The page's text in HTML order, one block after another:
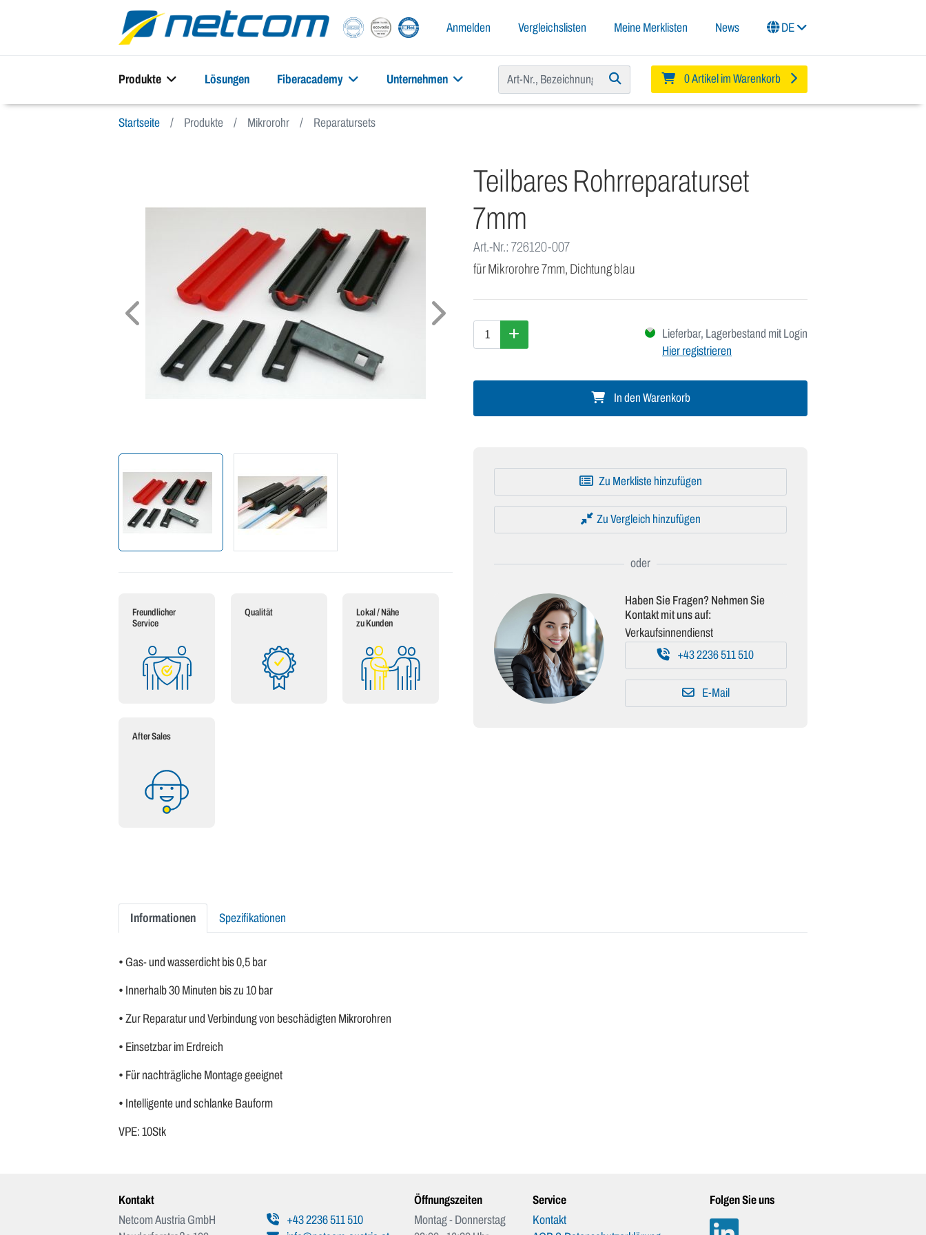
Anmelden Vergleichslisten Meine Merklisten News DE
Produkte Lösungen Fiberacademy Unternehmen 0 Artikel im Warenkorb
Startseite Produkte Mikrorohr Reparatursets
Freundlicher
Service
Qualität
Lokal / Nähe
zu Kunden
After Sales
Teilbares Rohrreparaturset
7mm
Art.-Nr.: 726120-007
für Mikrorohre 7mm, Dichtung blau
Lieferbar, Lagerbestand mit Login
Hier registrieren
In den Warenkorb
Zu Merkliste hinzufügen
Zu Vergleich hinzufügen
Haben Sie Fragen? Nehmen Sie
Kontakt mit uns auf:
Verkaufsinnendienst
+43 2236 511 510
E-Mail
Informationen Spezifikationen
• Gas- und wasserdicht bis 0,5 bar
• Innerhalb 30 Minuten bis zu 10 bar
• Zur Reparatur und Verbindung von beschädigten Mikrorohren
• Einsetzbar im Erdreich
• Für nachträgliche Montage geeignet
• Intelligente und schlanke Bauform
VPE: 10Stk
Kontakt
Netcom Austria GmbH
+43 2236 511 510
Öffnungszeiten
Montag - Donnerstag
Service
Kontakt
Folgen Sie uns